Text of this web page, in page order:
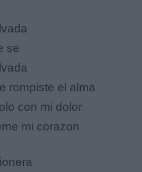
se
rompiste el alma
con mi dolor
mi corazon